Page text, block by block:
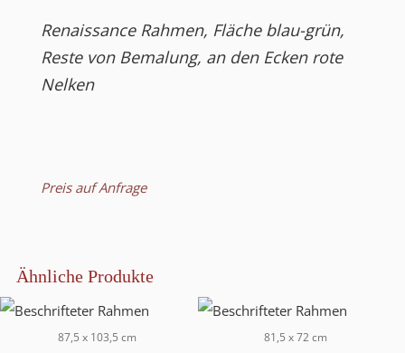
Renaissance Rahmen, Fläche blau-grün,
Reste von Bemalung, an den Ecken rote
Nelken
Preis auf Anfrage
Ähnliche Produkte
87,5 x 103,5 cm 81,5 x 72 cm